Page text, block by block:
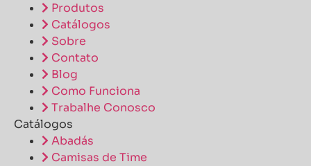
Produtos
Catálogos
Sobre
Contato
Blog
Como Funciona
Trabalhe Conosco
Catálogos
Abadás
Camisas de Time